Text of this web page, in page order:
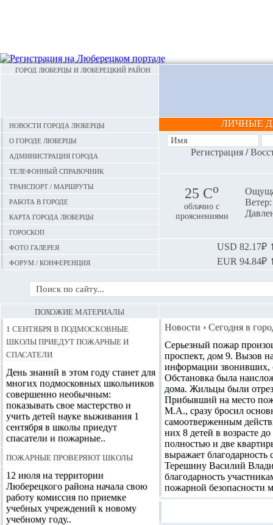
ГОРОД ЛЮБЕРЦЫ И ЛЮБЕРЕЦКИЙ РАЙОН
Новости города Люберцы
О городе Люберцы
Администрация города
Телефонный справочник
Транспорт / маршруты
Работа в городе
Карта города Люберцы
Гороскоп
Фото галерея
Форум / конференция
ЛИЧНЫЕ
Регистрация/
25 Сo
облачно с
прояснениями
USD 82.17₽
EUR 94.84₽
Новости › Сегодня в
Серьезный пожар
проспект, дом 9. Вызов
информации звонивших,
Обстановка была
дома. Жильцы были
Прибывший на место
М.А., сразу бросил
самоотверженным
них 8 детей в возрасте
полностью и две
выражает
Терешину Василий
благодарность
пожарной безопасности
ПОХОЖИЕ МАТЕРИАЛЫ
1 сентября в подмосковные
школы приедут пожарные и
спасатели
День знаний в этом году станет для
многих подмосковных школьников
совершенно необычным:
показывать свое мастерство и
учить детей науке выживания 1
сентября в школы приедут
спасатели и пожарные..
Пожарные проверяют школы
12 июля на территории
Люберецкого района начала свою
работу комиссия по приемке
учебных учреждений к новому
учебному году..